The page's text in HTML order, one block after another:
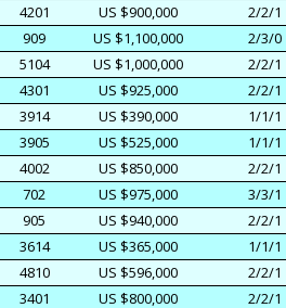
4201
US $900,000 2/2/1
909
US $1,100,000 2/3/0
5104
US $1,000,000 2/2/1
4301
US $925,000 2/2/1
3914
US $390,000 1/1/1
3905
US $525,000 1/1/1
4002
US $850,000 2/2/1
702
US $975,000 3/3/1
905
US $940,000 2/2/1
3614
US $365,000 1/1/1
4810
US $596,000 2/2/1
3401
US $800,000 2/2/1